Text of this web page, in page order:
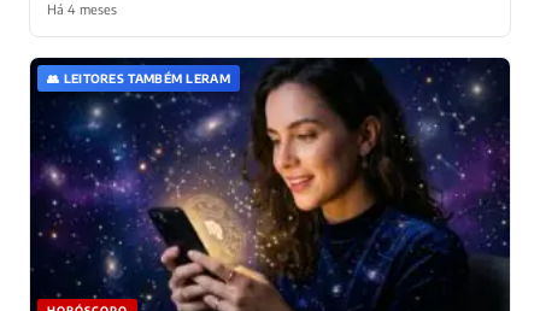
Há 4 meses
👥 LEITORES TAMBÉM LERAM